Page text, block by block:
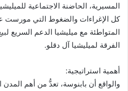
المسيرية، الحاضنة الاجتماعية
كل الإغراءات والضغوط التي مورست
المتواطئة مع ميليشيا الدعم السريع
الفرقة لميليشيا آل دقلو.
أهمية استراتيجية:
والواقع أن بابنوسة، تعدُّ من أهم المدن